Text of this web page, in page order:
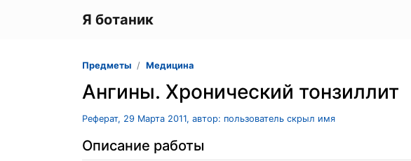
Я ботаник
Предметы Медицина
Ангины. Хронический тонзиллит
Реферат, 29 Марта 2011, автор: пользователь скрыл имя
Описание работы